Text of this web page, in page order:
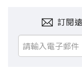
訂閱